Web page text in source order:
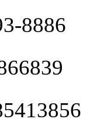
8886